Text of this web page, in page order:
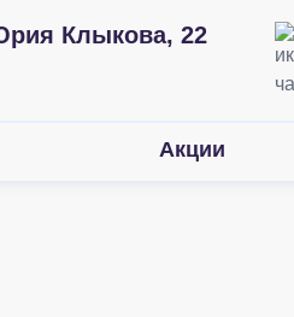
Клыкова, 22
Акции